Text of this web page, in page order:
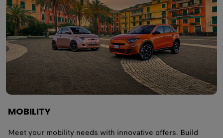
MOBILITY
Meet your mobility needs with innovative offers. Build